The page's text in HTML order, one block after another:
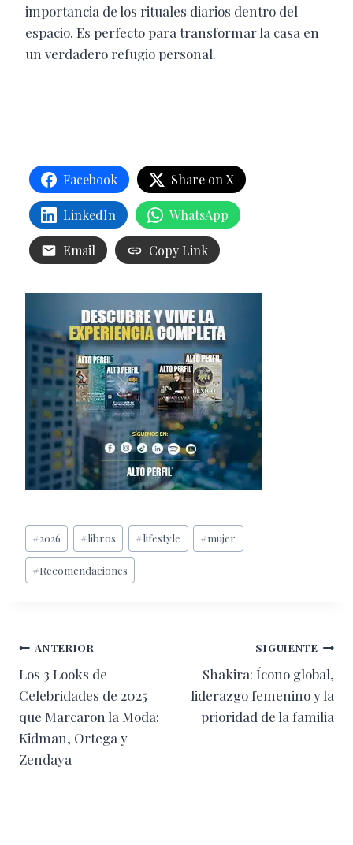
importancia de los rituales diarios dentro del
espacio. Es perfecto para transformar la casa en
un verdadero refugio personal.
Facebook Share on X
LinkedIn WhatsApp
Email Copy Link
Etiquetas
de
la
#2026 #libros #lifestyle #mujer
#Recomendaciones
Navegación
de
entradas
ANTERIOR
Los 3 Looks de
Celebridades de 2025
que Marcaron la Moda:
Kidman, Ortega y
Zendaya
SIGUIENTE
Shakira: Ícono global,
liderazgo femenino y la
prioridad de la familia